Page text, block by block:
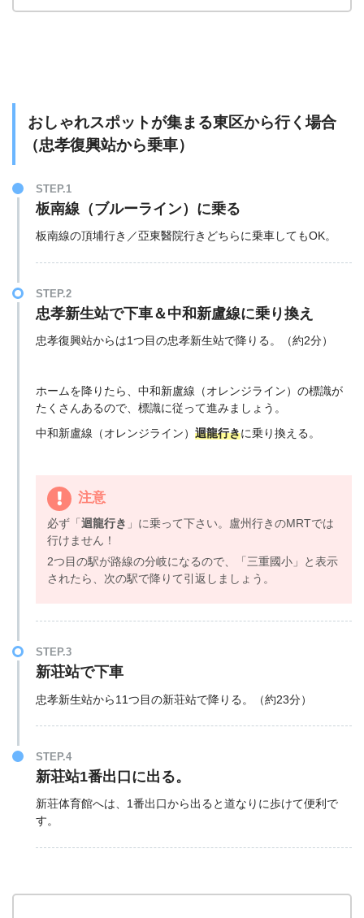
おしゃれスポットが集まる東区から行く場合
（忠孝復興站から乗車）
STEP.1
板南線（ブルーライン）に乗る
板南線の頂埔行き／亞東醫院行きどちらに乗車してもOK。
STEP.2
忠孝新生站で下車＆中和新盧線に乗り換え
忠孝復興站からは1つ目の忠孝新生站で降りる。（約2分）
ホームを降りたら、中和新盧線（オレンジライン）の標識が
たくさんあるので、標識に従って進みましょう。
中和新盧線（オレンジライン） 迴龍行きに乗り換える。
注意
必ず「迴龍行き 」に乗って下さい。盧州行きのMRTでは
行けません！
2つ目の駅が路線の分岐になるので、「三重國小」と表示
されたら、次の駅で降りて引返しましょう。
STEP.3
新荘站で下車
忠孝新生站から11つ目の新荘站で降りる。（約23分）
STEP.4
新荘站1番出口に出る。
新荘体育館へは、1番出口から出ると道なりに歩けて便利で
す。